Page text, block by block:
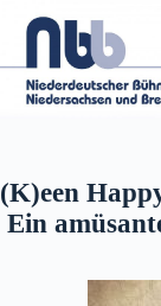
Inhalt
(K)een
Ein